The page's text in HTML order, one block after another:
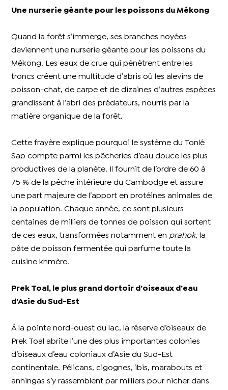
Une nurserie géante pour les poissons du Mékong
Quand la forêt s’immerge, ses branches noyées
deviennent une nurserie géante pour les poissons du
Mékong. Les eaux de crue qui pénètrent entre les
troncs créent une multitude d’abris où les alevins de
poisson-chat, de carpe et de dizaines d’autres espèces
grandissent à l’abri des prédateurs, nourris par la
matière organique de la forêt.
Cette frayère explique pourquoi le système du Tonlé
Sap compte parmi les pêcheries d’eau douce les plus
productives de la planète. Il fournit de l’ordre de 60 à
75 % de la pêche intérieure du Cambodge et assure
une part majeure de l’apport en protéines animales de
la population. Chaque année, ce sont plusieurs
centaines de milliers de tonnes de poisson qui sortent
de ces eaux, transformées notamment en prahok, la
pâte de poisson fermentée qui parfume toute la
cuisine khmère.
Prek Toal, le plus grand dortoir d’oiseaux d’eau
d’Asie du Sud-Est
À la pointe nord-ouest du lac, la réserve d’oiseaux de
Prek Toal abrite l’une des plus importantes colonies
d’oiseaux d’eau coloniaux d’Asie du Sud-Est
continentale. Pélicans, cigognes, ibis, marabouts et
anhingas s’y rassemblent par milliers pour nicher dans